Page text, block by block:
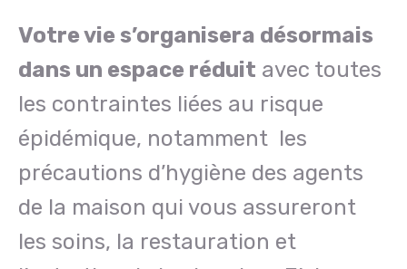
Votre vie s’organisera désormais
dans un espace réduit avec toutes
les contraintes liées au risque
épidémique, notamment les
précautions d’hygiène des agents
de la maison qui vous assureront
les soins, la restauration et